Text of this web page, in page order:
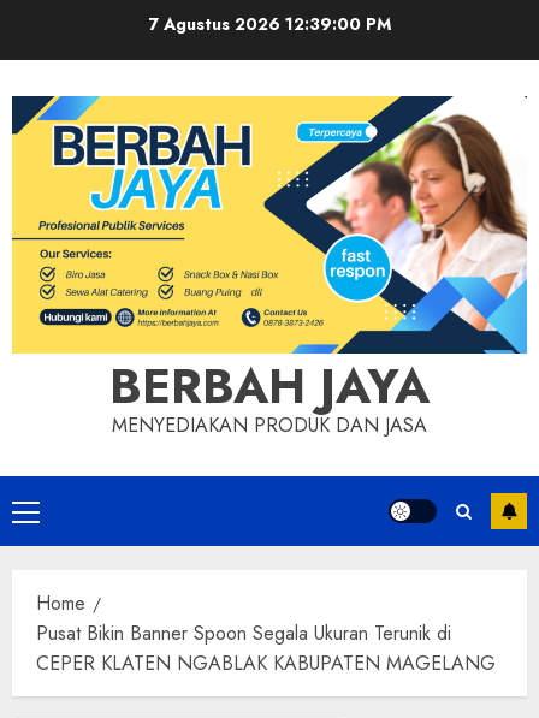
7 Agustus 2026 12:39:00 PM
BERBAH JAYA
MENYEDIAKAN PRODUK DAN JASA
Primary
Menu
Home
Pusat Bikin Banner Spoon Segala Ukuran Terunik di
CEPER KLATEN NGABLAK KABUPATEN MAGELANG